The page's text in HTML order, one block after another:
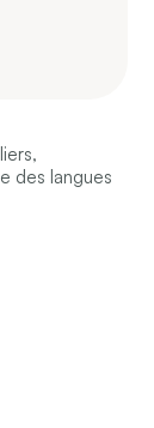
des langues